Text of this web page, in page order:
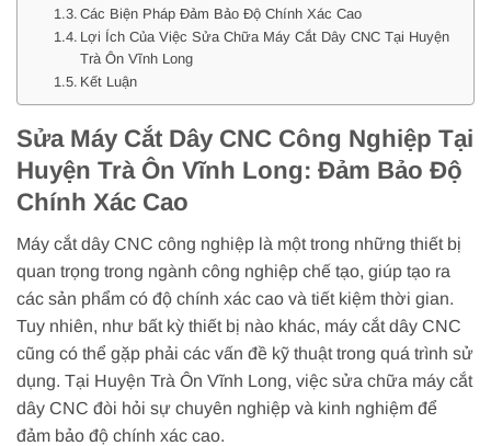
Các Biện Pháp Đảm Bảo Độ Chính Xác Cao
Lợi Ích Của Việc Sửa Chữa Máy Cắt Dây CNC Tại Huyện
Trà Ôn Vĩnh Long
Kết Luận
Sửa Máy Cắt Dây CNC Công Nghiệp Tại
Huyện Trà Ôn Vĩnh Long: Đảm Bảo Độ
Chính Xác Cao
Máy cắt dây CNC công nghiệp là một trong những thiết bị
quan trọng trong ngành công nghiệp chế tạo, giúp tạo ra
các sản phẩm có độ chính xác cao và tiết kiệm thời gian.
Tuy nhiên, như bất kỳ thiết bị nào khác, máy cắt dây CNC
cũng có thể gặp phải các vấn đề kỹ thuật trong quá trình sử
dụng. Tại Huyện Trà Ôn Vĩnh Long, việc sửa chữa máy cắt
dây CNC đòi hỏi sự chuyên nghiệp và kinh nghiệm để
đảm bảo độ chính xác cao.